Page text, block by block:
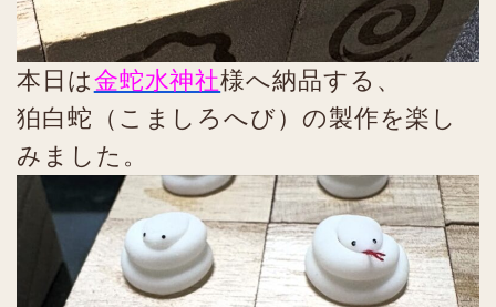
本日は金蛇水神社様へ納品する、
狛白蛇（こましろへび）の製作を楽し
みました。